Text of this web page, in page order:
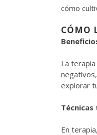
cómo
CÓMO
La
explorar
En